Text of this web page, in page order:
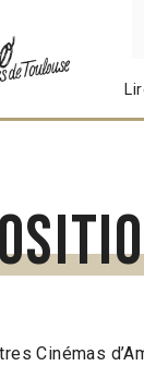
Cinémas